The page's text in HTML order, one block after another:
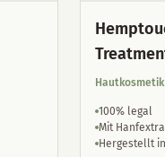
Hautkosmetik
100% legal
Mit
Hergestellt